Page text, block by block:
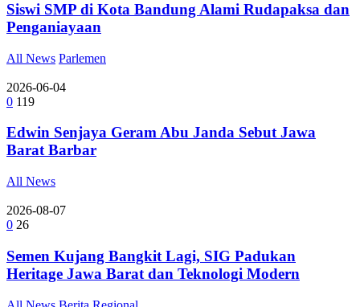
Siswi SMP di Kota Bandung Alami Rudapaksa dan
Penganiayaan
All News Parlemen
2026-06-04
0 119
Edwin Senjaya Geram Abu Janda Sebut Jawa
Barat Barbar
All News
2026-08-07
0 26
Semen Kujang Bangkit Lagi, SIG Padukan
Heritage Jawa Barat dan Teknologi Modern